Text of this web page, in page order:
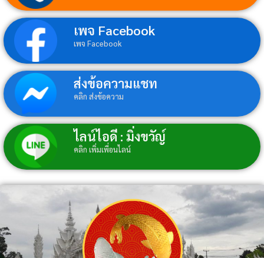
เพจ Facebook
เพจ Facebook
ส่งข้อความแชท
คลิก ส่งข้อความ
ไลน์ไอดี : มิ่งขวัญ์
คลิก เพิ่มเพื่อนไลน์